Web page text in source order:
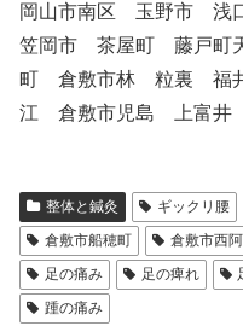
岡山市南区 玉野市
笠岡市 茶屋町 藤戸町
町 倉敷市林 粒裏 福
江 倉敷市児島 上富井
整体と鍼灸 ギックリ腰
倉敷市船穂町
倉敷市西
足の痛み
足の痺れ
踵の痛み